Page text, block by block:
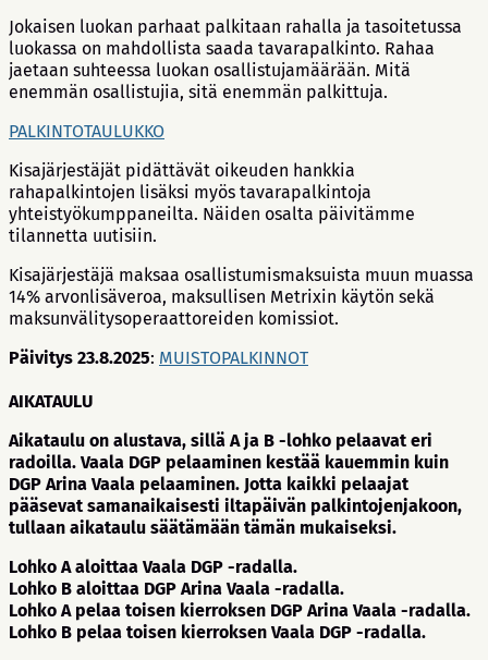
Jokaisen luokan parhaat palkitaan rahalla ja tasoitetussa
luokassa on mahdollista saada tavarapalkinto. Rahaa
jaetaan suhteessa luokan osallistujamäärään. Mitä
enemmän osallistujia, sitä enemmän palkittuja.
PALKINTOTAULUKKO
Kisajärjestäjät pidättävät oikeuden hankkia
rahapalkintojen lisäksi myös tavarapalkintoja
yhteistyökumppaneilta. Näiden osalta päivitämme
tilannetta uutisiin.
Kisajärjestäjä maksaa osallistumismaksuista muun muassa
14% arvonlisäveroa, maksullisen Metrixin käytön sekä
maksunvälitysoperaattoreiden komissiot.
Päivitys 23.8.2025: MUISTOPALKINNOT
AIKATAULU
Aikataulu on alustava, sillä A ja B -lohko pelaavat eri
radoilla. Vaala DGP pelaaminen kestää kauemmin kuin
DGP Arina Vaala pelaaminen. Jotta kaikki pelaajat
pääsevat samanaikaisesti iltapäivän palkintojenjakoon,
tullaan aikataulu säätämään tämän mukaiseksi.
Lohko A aloittaa Vaala DGP -radalla.
Lohko B aloittaa DGP Arina Vaala -radalla.
Lohko A pelaa toisen kierroksen DGP Arina Vaala -radalla.
Lohko B pelaa toisen kierroksen Vaala DGP -radalla.